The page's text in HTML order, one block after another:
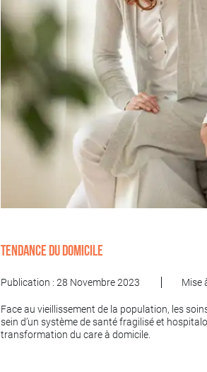
Tendance du domicile
Publication : 28 Novembre 2023 Mise
Face au vieillissement de la population, les
sein d’un système de santé fragilisé et
transformation du care à domicile.